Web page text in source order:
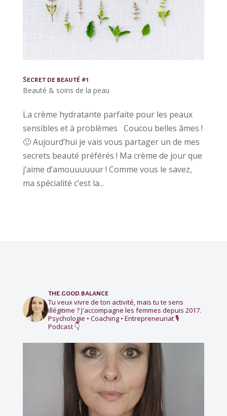
Secret de beauté #1
Beauté & soins de la peau
La crème hydratante parfaite pour les peaux
sensibles et à problèmes Coucou belles âmes !
🙂 Aujourd’hui je vais vous partager un de mes
secrets beauté préférés ! Ma crème de jour que
j’aime d’amouuuuuur ! Comme vous le savez,
ma spécialité c’est la...
the.good.balance
Tu veux vivre de ton activité, mais tu te sens
illégitime ?J'accompagne les femmes depuis 2017.
Psychologie • Coaching • Entrepreneuriat🎙️
Podcast 👇